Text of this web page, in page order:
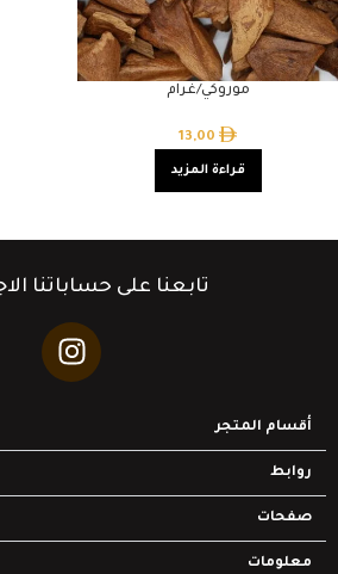
موروكي/غرام
13,00
قراءة المزيد
تابعنا على حساباتنا
أقسام المتجر
روابط
صفحات
معلومات